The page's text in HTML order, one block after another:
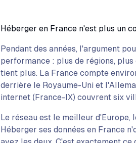
Héberger en France n'est plus un
Pendant des années, l'argument
performance : plus de régions,
tient plus. La France compte
derrière le Royaume-Uni et
internet (France-IX) couvrent six
Le réseau est le meilleur
Héberger ses données en France